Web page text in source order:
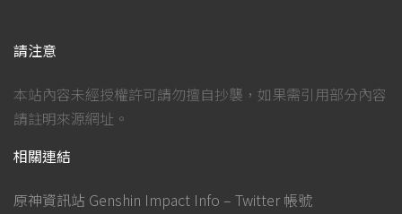
請注意
本站內容未經授權許可請勿擅自抄襲，如果需引用部分內容
請註明來源網址。
相關連結
原神資訊站 Genshin Impact Info – Twitter 帳號